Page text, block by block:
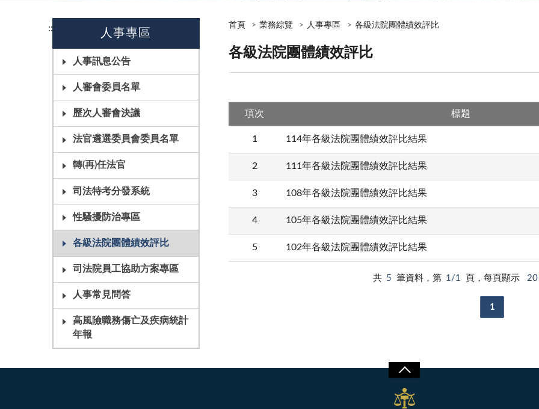
::: 人事專區
人事訊息公告
人審會委員名單
歷次人審會決議
法官遴選委員會委員名單
轉(再)任法官
司法特考分發系統
性騷擾防治專區
各級法院團體績效評比
司法院員工協助方案專區
人事常見問答
高風險職務傷亡及疾病統計
年報
首頁 業務綜覽 人事專區 各級法院團體績效評比
各級法院團體績效評比
項次 標題
1 114年各級法院團體績效評比結果
2 111年各級法院團體績效評比結果
3 108年各級法院團體績效評比結果
4 105年各級法院團體績效評比結果
5 102年各級法院團體績效評比結果
共 5 筆資料，第 1/1 頁，每頁顯示 20
1